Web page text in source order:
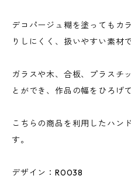
デコパージュ糊を塗ってもカ
りしにくく、扱いやすい素材で
ガラスや木、合板、プラスチ
とができ、作品の幅をひろげ
こちらの商品を利用したハン
す。
デザイン：R0038